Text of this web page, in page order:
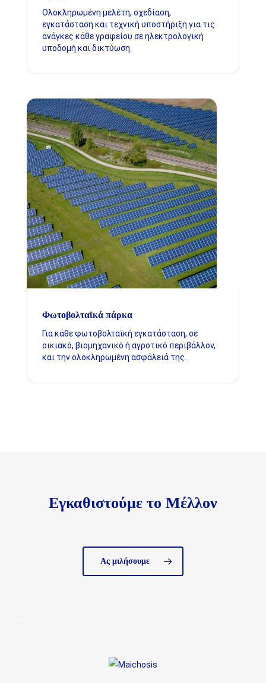
Ολοκληρωμένη μελέτη, σχεδίαση,
εγκατάσταση και τεχνική υποστήριξη για τις
ανάγκες κάθε γραφείου σε ηλεκτρολογική
υποδομή και δικτύωση.
Φωτοβολταϊκά πάρκα
Για κάθε φωτοβολταϊκή εγκατάσταση, σε
οικιακό, βιομηχανικό ή αγροτικό περιβάλλον,
και την ολοκληρωμένη ασφάλειά της.
Εγκαθιστούμε το Μέλλον
Ας μιλήσουμε